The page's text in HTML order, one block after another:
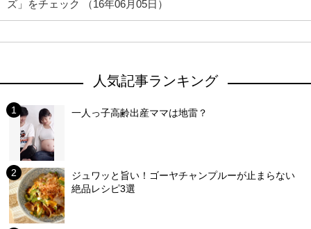
ズ」をチェック （16年06月05日）
人気記事ランキング
一人っ子高齢出産ママは地雷？
ジュワッと旨い！ゴーヤチャンプルーが止まらない
絶品レシピ3選